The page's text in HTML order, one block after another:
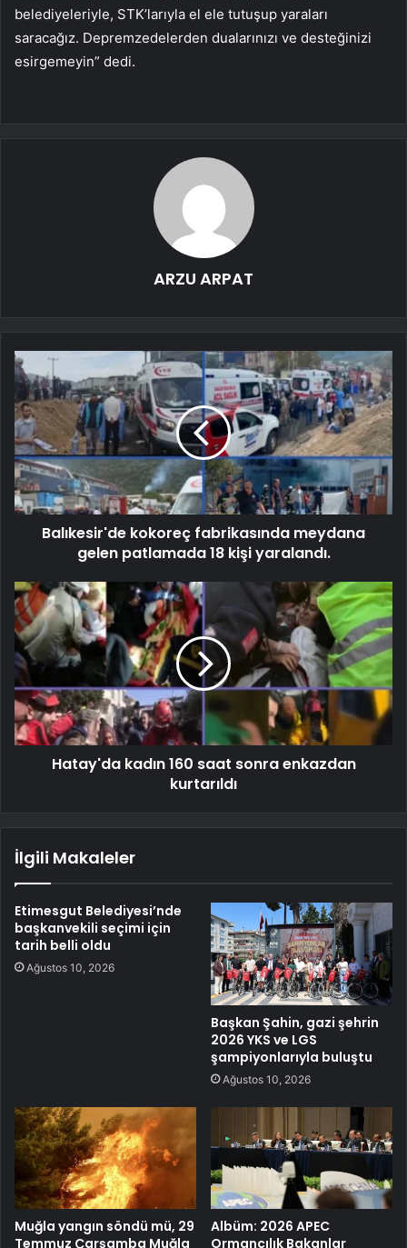
belediyeleriyle, STK’larıyla el ele tutuşup yaraları
saracağız. Depremzedelerden dualarınızı ve desteğinizi
esirgemeyin” dedi.
ARZU ARPAT
Balıkesir'de kokoreç fabrikasında meydana
gelen patlamada 18 kişi yaralandı.
Hatay'da kadın 160 saat sonra enkazdan
kurtarıldı
İlgili Makaleler
Etimesgut Belediyesi’nde
başkanvekili seçimi için
tarih belli oldu
Ağustos 10, 2026
Başkan Şahin, gazi şehrin
2026 YKS ve LGS
şampiyonlarıyla buluştu
Ağustos 10, 2026
Muğla yangın söndü mü, 29
Temmuz Çarşamba Muğla
Albüm: 2026 APEC
Ormancılık Bakanlar